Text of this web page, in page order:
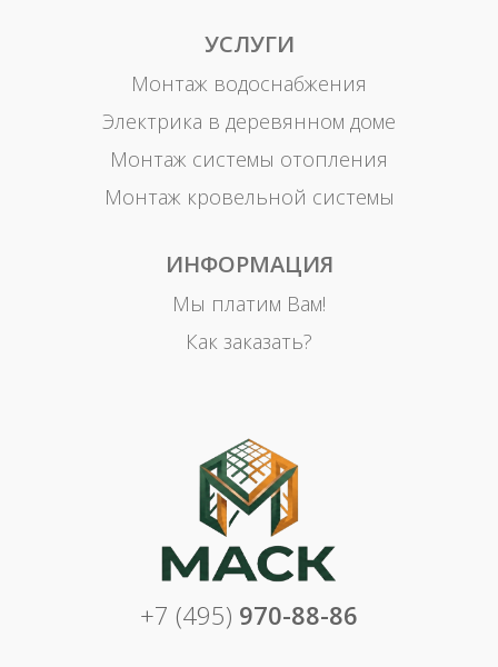
УСЛУГИ
Монтаж водоснабжения
Электрика в деревянном доме
Монтаж системы отопления
Монтаж кровельной системы
ИНФОРМАЦИЯ
Мы платим Вам!
Как заказать?
+7 (495) 970-88-86